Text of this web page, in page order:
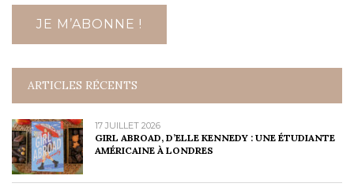
ARTICLES RÉCENTS
17 JUILLET 2026
GIRL ABROAD, D’ELLE KENNEDY : UNE ÉTUDIANTE
AMÉRICAINE À LONDRES